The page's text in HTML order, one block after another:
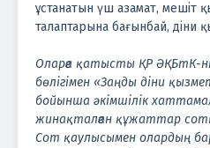
ұстанатын үш азамат, мешіт
талаптарына бағынбай, діни
Оларға қатысты ҚР ӘҚБтК-
бөлігімен «Заңды діни
бойынша әкімшілік
жинақталған құжаттар
Сот қаулысымен олардың